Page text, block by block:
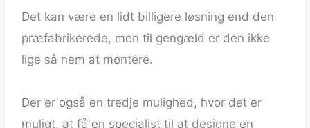
Det kan være en lidt billigere løsning end den
præfabrikerede, men til gengæld er den ikke
lige så nem at montere.
Der er også en tredje mulighed, hvor det er
muligt, at få en specialist til at designe en